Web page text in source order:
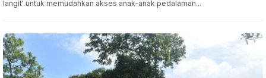
langit' untuk memudahkan akses anak-anak pedalaman...